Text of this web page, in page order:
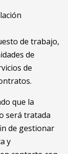
de trabajo,
de
de
que la
será tratada
de gestionar
y